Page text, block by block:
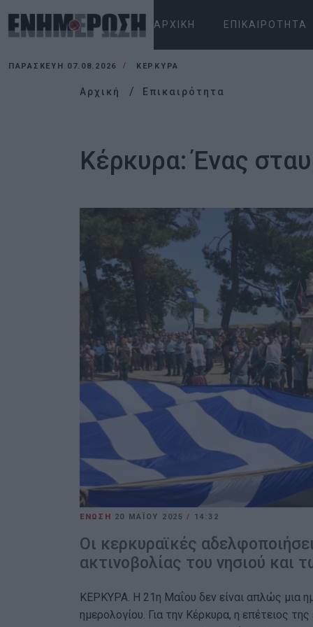
ΑΡΧΙΚΉ ΕΠΙΚΑΙΡΌΤΗΤΑ
ΠΑΡΑΣΚΕΥΉ 07.08.2026 ΚΕΡΚΥΡΑ
Αρχική Επικαιρότητα
Κέρκυρα: Ένας
ΕΝΩΣΗ 20 ΜΑΪ́ΟΥ 2025/ 14:32
Οι κερκυραϊκές
ακτινοβολίας του νησιού και
ΚΕΡΚΥΡΑ. Η 21η Μαΐου δεν είναι απλώς μια
ημερολογίου. Για την Κέρκυρα, η επέτειος